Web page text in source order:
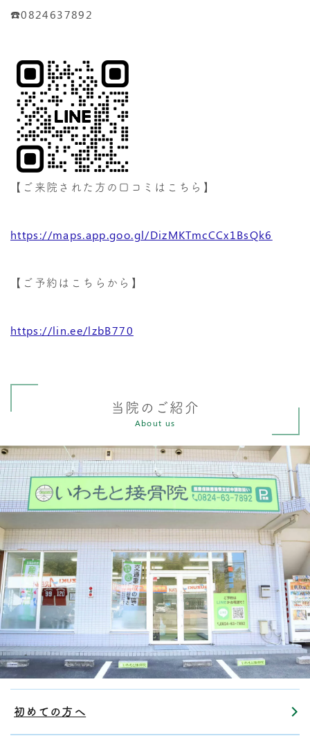
☎️0824637892
【ご来院された方の口コミはこちら】
https://maps.app.goo.gl/DizMKTmcCCx1BsQk6
【ご予約はこちらから】
https://lin.ee/lzbB770
当院のご紹介
About us
初めての方へ